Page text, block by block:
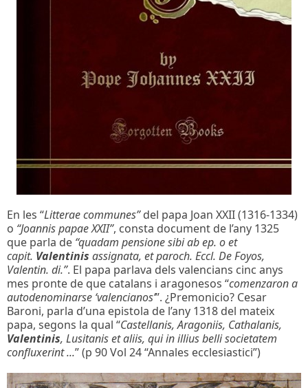
En les “Litterae communes”del papa Joan XXII (1316-1334)
o “Joannis papae XXII”, consta document de l’any 1325
que parla de “quadam pensione sibi ab ep. o et
capit. Valentinis assignata, et paroch. Eccl. De Foyos,
Valentin. di.”. El papa parlava dels valencians cinc anys
mes pronte de que catalans i aragonesos “comenzaron a
autodenominarse ‘valencianos’”. ¿Premonicio? Cesar
Baroni, parla d’una epistola de l’any 1318 del mateix
papa, segons la qual “Castellanis, Aragoniis, Cathalanis,
Valentinis, Lusitanis et aliis, qui in illius belli societatem
confluxerint ...” (p 90 Vol 24 “Annales ecclesiastici”)